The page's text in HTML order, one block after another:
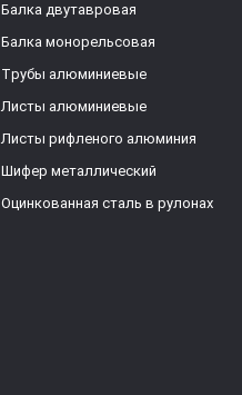
Балка двутавровая
Балка монорельсовая
Трубы алюминиевые
Листы алюминиевые
Листы рифленого алюминия
Шифер металлический
Оцинкованная сталь в рулонах